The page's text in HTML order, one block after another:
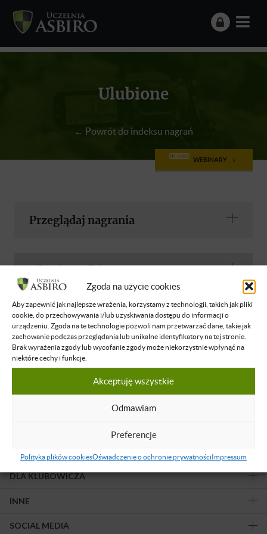
Zgoda na użycie cookies
Aby zapewnić jak najlepsze wrażenia, korzystamy z technologii, takich jak pliki
cookie, do przechowywania i/lub uzyskiwania dostępu do informacji o
urządzeniu. Zgoda na te technologie pozwoli nam przetwarzać dane, takie jak
zachowanie podczas przeglądania lub unikalne identyfikatory na tej stronie.
Brak wyrażenia zgody lub wycofanie zgody może niekorzystnie wpłynąć na
niektóre cechy i funkcje.
Akceptuję wszystkie
Odmawiam
Preferencje
Polityka plików cookiesOświadczenie o ochronie prywatnościImpressum
Ulubione
← Powrót do indeksu nagrań
NA ŻYWO WEBINARY
Przeglądaj nagrania
Żadne nagranie nie spełnia podanych kryteriów.
Obserwuj nas!
DLA KLUBOWICZA
INNE
SOCIAL MEDIA